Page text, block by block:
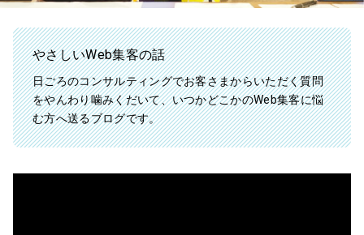
やさしいWeb集客の話
日ごろのコンサルティングでお客さまからいただく質問
をやんわり噛みくだいて、いつかどこかのWeb集客に悩
む方へ送るブログです。